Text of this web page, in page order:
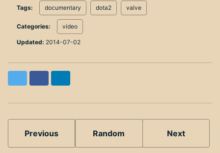
Tags: documentary dota2 valve
Categories: video
Updated: 2014-07-02
Previous Random Next